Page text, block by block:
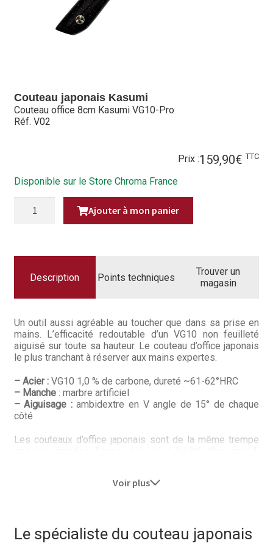
Mentions légales
Plan du site
Politique de confidentialité
Questions / Réponses
Questions-Réponses?
Revendeurs
Revue de presse
Téléchargements
Thank you for booking
Tous les articles
Couteau japonais Kasumi
Couteau office 8cm Kasumi VG10-Pro
Réf. V02
Prix :159,90€ TTC
Disponible sur le Store Chroma France
VG10-
Ajouter à mon panier
Description Points techniques
Trouver un
magasin
Un outil aussi agréable au toucher que dans sa prise en
mains. L’efficacité redoutable d’un VG10 non feuilleté
aiguisé sur toute sa hauteur. Le couteau d’office japonais
le plus tranchant à réserver aux mains expertes.
– Acier :VG10 1,0 % de carbone, dureté ~61-62°HRC
– Manche: marbre artificiel
– Aiguisage :ambidextre en V angle de 15° de chaque
côté
Les couteaux d’office japonais sont de la même trempe
Kasumi est le précurseur du damas de cuisine et celui
Kasumi est la plus vieille coutellerie de la ville de Seki,
Voir plus
Le spécialiste du couteau japonais